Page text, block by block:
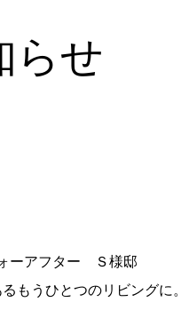
らせ
ーアフター Ｓ様邸
もうひとつのリビングに。